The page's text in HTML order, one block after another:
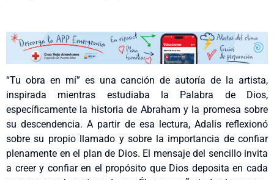
“Tu obra en mí” es una canción de autoría de la artista,
inspirada mientras estudiaba la Palabra de Dios,
específicamente la historia de Abraham y la promesa sobre
su descendencia. A partir de esa lectura, Adalis reflexionó
sobre su propio llamado y sobre la importancia de confiar
plenamente en el plan de Dios. El mensaje del sencillo invita
a creer y confiar en el propósito que Dios deposita en cada